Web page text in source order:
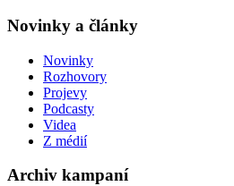
Novinky a články
Novinky
Rozhovory
Projevy
Podcasty
Videa
Z médií
Archiv kampaní